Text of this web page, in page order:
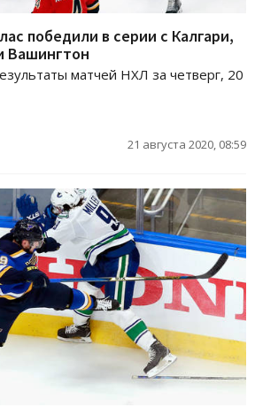
победили в серии с Калгари,
Вашингтон
матчей НХЛ за четверг, 20
21 августа 2020, 08:59